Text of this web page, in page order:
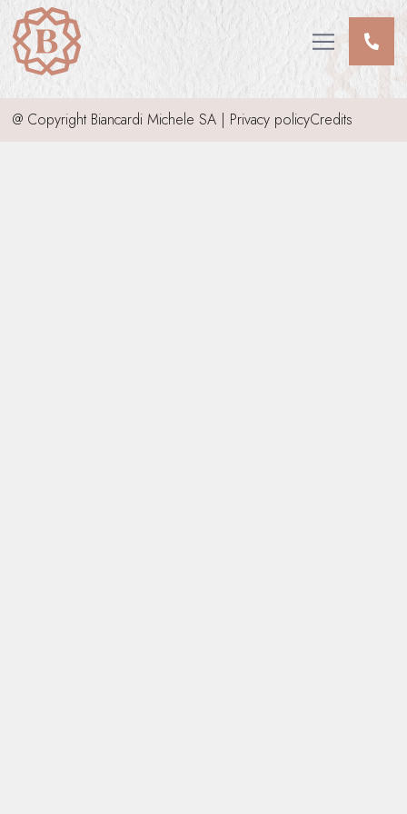
Open main
CHI SIAMO
SERVIZI
INFORMAZIONI DEFUNTI
INVIA CONDOGLIANZE
CONTATTI
@ Copyright Biancardi Michele SA | Privacy policyCredits